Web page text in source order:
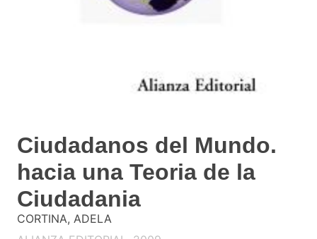
Ciudadanos del Mundo.
hacia una Teoria de la
Ciudadania
CORTINA, ADELA